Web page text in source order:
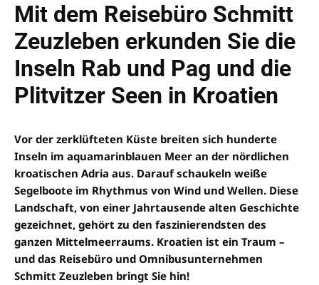
Mit dem Reisebüro Schmitt
Zeuzleben erkunden Sie die
Inseln Rab und Pag und die
Plitvitzer Seen in Kroatien
Vor der zerklüfteten Küste breiten sich hunderte
Inseln im aquamarinblauen Meer an der nördlichen
kroatischen Adria aus. Darauf schaukeln weiße
Segelboote im Rhythmus von Wind und Wellen. Diese
Landschaft, von einer Jahrtausende alten Geschichte
gezeichnet, gehört zu den faszinierendsten des
ganzen Mittelmeerraums. Kroatien ist ein Traum –
und das Reisebüro und Omnibusunternehmen
Schmitt Zeuzleben bringt Sie hin!